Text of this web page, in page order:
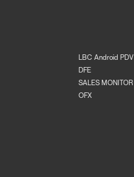
LBC Android PDV
DFE
SALES MONITOR
OFX